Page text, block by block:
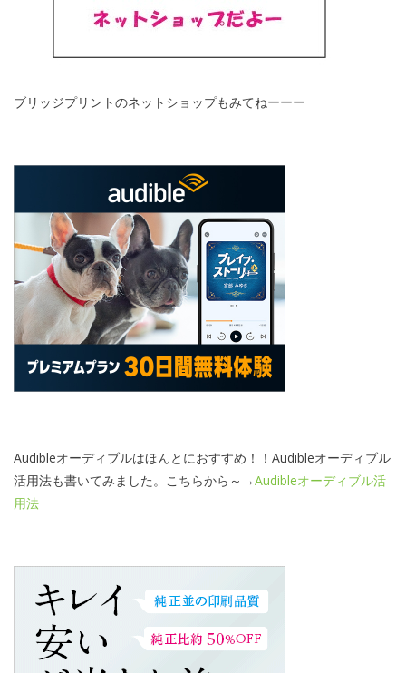
ブリッジプリントのネットショップもみてねーーー
Audibleオーディブルはほんとにおすすめ！！Audibleオーディブル
活用法も書いてみました。こちらから～→Audibleオーディブル活
用法